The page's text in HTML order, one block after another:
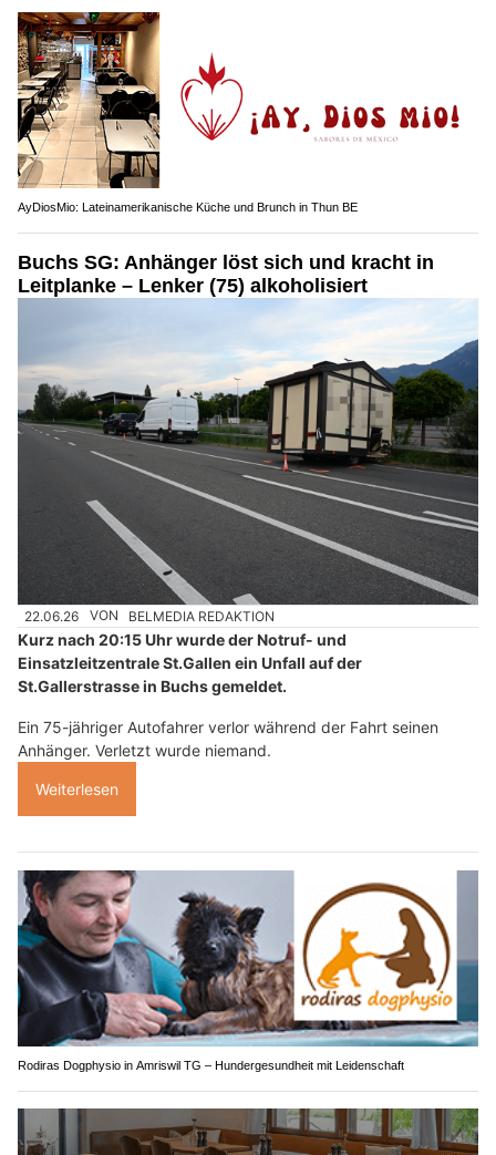
AyDiosMio: Lateinamerikanische Küche und Brunch in Thun BE
Buchs SG: Anhänger löst sich und kracht in
Leitplanke – Lenker (75) alkoholisiert
22.06.26 VON BELMEDIA REDAKTION
Kurz nach 20:15 Uhr wurde der Notruf- und
Einsatzleitzentrale St.Gallen ein Unfall auf der
St.Gallerstrasse in Buchs gemeldet.
Ein 75-jähriger Autofahrer verlor während der Fahrt seinen
Anhänger. Verletzt wurde niemand.
Weiterlesen
Rodiras Dogphysio in Amriswil TG – Hundergesundheit mit Leidenschaft